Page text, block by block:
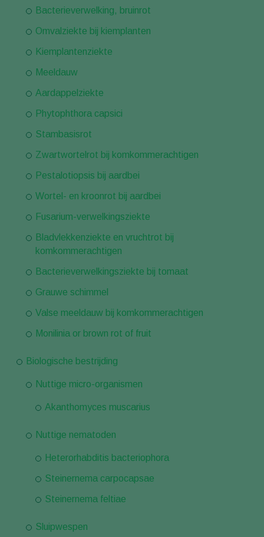
Bacterieverwelking, bruinrot
Omvalziekte bij kiemplanten
Kiemplantenziekte
Meeldauw
Aardappelziekte
Phytophthora capsici
Stambasisrot
Zwartwortelrot bij komkommerachtigen
Pestalotiopsis bij aardbei
Wortel- en kroonrot bij aardbei
Fusarium-verwelkingsziekte
Bladvlekkenziekte en vruchtrot bij
komkommerachtigen
Bacterieverwelkingsziekte bij tomaat
Grauwe schimmel
Valse meeldauw bij komkommerachtigen
Monilinia or brown rot of fruit
Biologische bestrijding
Nuttige micro-organismen
Akanthomyces muscarius
Nuttige nematoden
Heterorhabditis bacteriophora
Steinernema carpocapsae
Steinernema feltiae
Sluipwespen